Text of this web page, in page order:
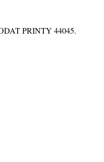
PRINTY 44045.